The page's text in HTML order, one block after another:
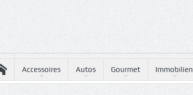
Accessoires Autos Gourmet Immobilien